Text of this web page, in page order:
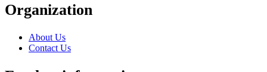
Organization
About Us
Contact Us